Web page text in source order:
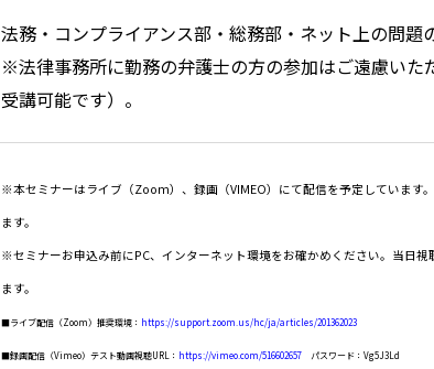
法務・コンプライアンス部・総務部・ネット上の問題
※法律事務所に勤務の弁護士の方の参加はご遠慮いた
受講可能です）。
※本セミナーはライブ（Zoom）、録画（VIMEO）にて配信を予定しています
ます。
※セミナーお申込み前にPC、インターネット環境をお確かめください。当日
ます。
■ライブ配信（Zoom）推奨環境： https://support.zoom.us/hc/ja/articles/201362023
■録画配信（Vimeo）テスト動画視聴URL： https://vimeo.com/516602657 パスワード：Vg5J3Ld